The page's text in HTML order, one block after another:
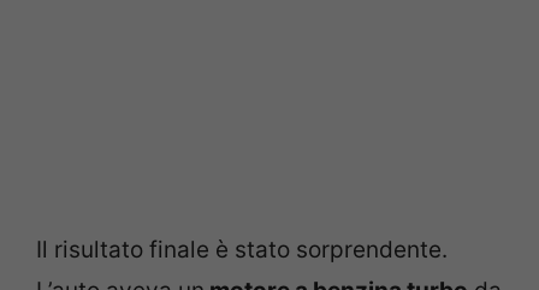
Il risultato finale è stato sorprendente.